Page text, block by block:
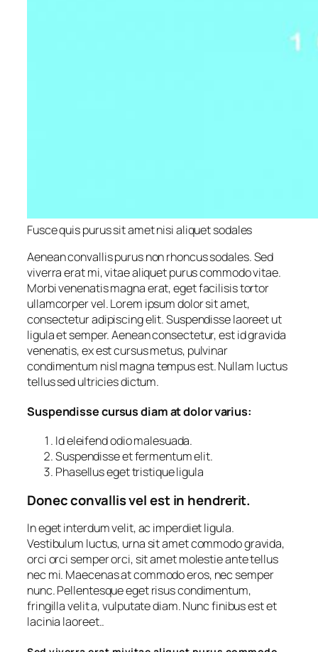
Fusce quis purus sit amet nisi aliquet sodales
Aenean convallis purus non rhoncus sodales. Sed
viverra erat mi, vitae aliquet purus commodo vitae.
Morbi venenatis magna erat, eget facilisis tortor
ullamcorper vel. Lorem ipsum dolor sit amet,
consectetur adipiscing elit. Suspendisse laoreet ut
ligula et semper. Aenean consectetur, est id gravida
venenatis, ex est cursus metus, pulvinar
condimentum nisl magna tempus est. Nullam luctus
tellus sed ultricies dictum.
Suspendisse cursus diam at dolor varius:
Id eleifend odio malesuada.
Suspendisse et fermentum elit.
Phasellus eget tristique ligula
Donec convallis vel est in hendrerit.
In eget interdum velit, ac imperdiet ligula.
Vestibulum luctus, urna sit amet commodo gravida,
orci orci semper orci, sit amet molestie ante tellus
nec mi. Maecenas at commodo eros, nec semper
nunc. Pellentesque eget risus condimentum,
fringilla velit a, vulputate diam. Nunc finibus est et
lacinia laoreet..